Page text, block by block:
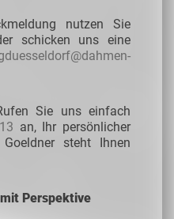
nutzen Sie
schicken uns eine
Sie uns einfach
an, Ihr persönlicher
steht Ihnen
Perspektive